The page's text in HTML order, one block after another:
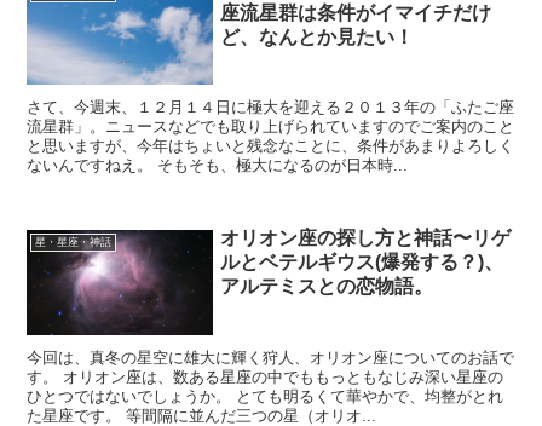
座流星群は条件がイマイチだけ
ど、なんとか見たい！
さて、今週末、１２月１４日に極大を迎える２０１３年の「ふたご座
流星群」。ニュースなどでも取り上げられていますのでご案内のこと
と思いますが、今年はちょいと残念なことに、条件があまりよろしく
ないんですねえ。 そもそも、極大になるのが日本時...
星・星座・神話
オリオン座の探し方と神話〜リゲ
ルとベテルギウス(爆発する？)、
アルテミスとの恋物語。
今回は、真冬の星空に雄大に輝く狩人、オリオン座についてのお話で
す。 オリオン座は、数ある星座の中でももっともなじみ深い星座の
ひとつではないでしょうか。 とても明るくて華やかで、均整がとれ
た星座です。 等間隔に並んだ三つの星（オリオ...